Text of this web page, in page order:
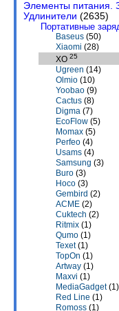
Элементы питания.
Удлинители (2635)
Портативные
Baseus (50)
Xiaomi (28)
XO 25
Ugreen (14)
Olmio (10)
Yoobao (9)
Cactus (8)
Digma (7)
EcoFlow (5)
Momax (5)
Perfeo (4)
Usams (4)
Samsung (3)
Buro (3)
Hoco (3)
Gembird (2)
ACME (2)
Cuktech (2)
Ritmix (1)
Qumo (1)
Texet(1)
TopOn (1)
Artway (1)
Maxvi (1)
MediaGadget(1)
Red Line (1)
Romoss (1)